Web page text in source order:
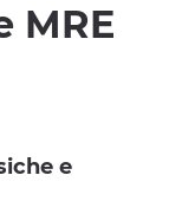
MRE
e